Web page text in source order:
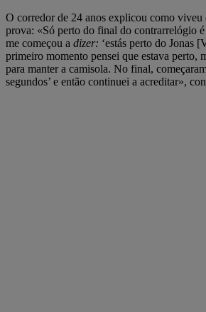
O corredor de 24 anos explicou como viveu
prova: «Só perto do final do contrarrelógio
me começou a dizer: ‘estás perto do Jonas
primeiro momento pensei que estava perto,
para manter a camisola. No final,
segundos’ e então continuei a acreditar»,